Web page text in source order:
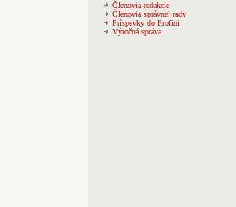
Členovia redakcie
Členovia správnej rady
Príspevky do Profini
Výročná správa